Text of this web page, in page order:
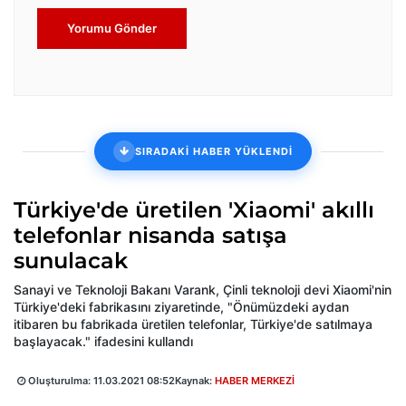
Yorumu Gönder
SIRADAKİ HABER YÜKLENDİ
Türkiye'de üretilen 'Xiaomi' akıllı
telefonlar nisanda satışa
sunulacak
Sanayi ve Teknoloji Bakanı Varank, Çinli teknoloji devi Xiaomi'nin
Türkiye'deki fabrikasını ziyaretinde, "Önümüzdeki aydan
itibaren bu fabrikada üretilen telefonlar, Türkiye'de satılmaya
başlayacak." ifadesini kullandı
Oluşturulma: 11.03.2021 08:52Kaynak: HABER MERKEZİ